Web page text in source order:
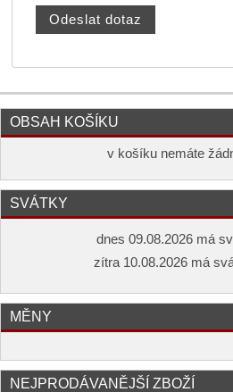
OBSAH KOŠÍKU
v košíku nemáte
SVÁTKY
dnes 09.08.2026 má
zítra 10.08.2026 má
MĚNY
NEJPRODÁVANĚJŠÍ ZBOŽÍ